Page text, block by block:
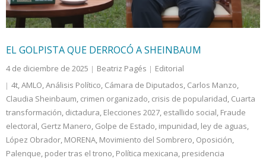
EL GOLPISTA QUE DERROCÓ A SHEINBAUM
4 de diciembre de 2025 Beatriz Pagés
Editorial
4t,AMLO,Análisis Político, Cámara de Diputados, Carlos Manzo,
Claudia Sheinbaum, crimen organizado, crisis de popularidad, Cuarta
transformación, dictadura, Elecciones 2027, estallido social, Fraude
electoral, Gertz Manero, Golpe de Estado, impunidad, ley de aguas,
López Obrador, MORENA, Movimiento del Sombrero, Oposición,
Palenque, poder tras el trono, Política mexicana, presidencia